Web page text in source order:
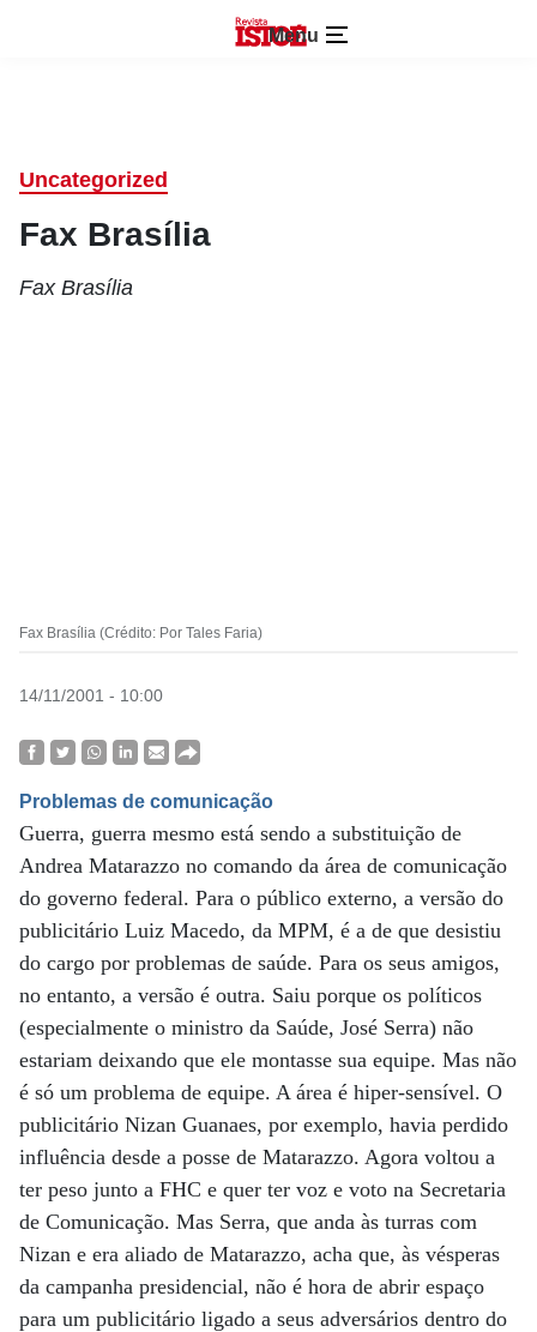
Menu
Uncategorized
Fax Brasília
Fax Brasília
Fax Brasília (Crédito: Por Tales Faria)
14/11/2001 - 10:00
Problemas de comunicação
Guerra, guerra mesmo está sendo a substituição de
Andrea Matarazzo no comando da área de comunicação
do governo federal. Para o público externo, a versão do
publicitário Luiz Macedo, da MPM, é a de que desistiu
do cargo por problemas de saúde. Para os seus amigos,
no entanto, a versão é outra. Saiu porque os políticos
(especialmente o ministro da Saúde, José Serra) não
estariam deixando que ele montasse sua equipe. Mas não
é só um problema de equipe. A área é hiper-sensível. O
publicitário Nizan Guanaes, por exemplo, havia perdido
influência desde a posse de Matarazzo. Agora voltou a
ter peso junto a FHC e quer ter voz e voto na Secretaria
de Comunicação. Mas Serra, que anda às turras com
Nizan e era aliado de Matarazzo, acha que, às vésperas
da campanha presidencial, não é hora de abrir espaço
para um publicitário ligado a seus adversários dentro do